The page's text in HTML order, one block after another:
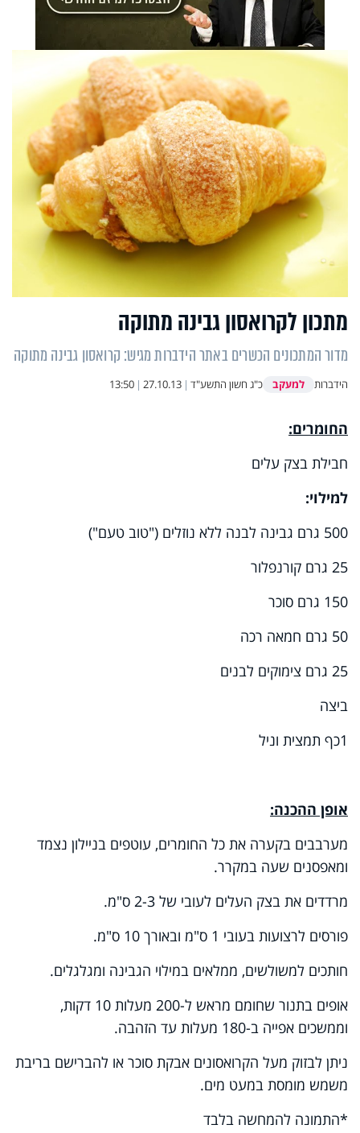
מתכון לקרואסון גבינה מתוקה
מדור המתכונים הכשרים באתר הידברות מגיש: קרואסון גבינה מתוקה
הידברות למעקב כ"ג חשון התשע"ד |
27.10.13
|
13:50
החומרים:
חבילת בצק עלים
למילוי:
500 גרם גבינה לבנה ללא נוזלים ("טוב טעם")
25 גרם קורנפלור
150 גרם סוכר
50 גרם חמאה רכה
25 גרם צימוקים לבנים
ביצה
1כף תמצית וניל
אופן ההכנה:
מערבבים בקערה את כל החומרים, עוטפים בניילון נצמד
ומאפסנים שעה במקרר.
מרדדים את בצק העלים לעובי של 2-3 ס"מ.
פורסים לרצועות בעובי 1 ס"מ ובאורך 10 ס"מ.
חותכים למשולשים, ממלאים במילוי הגבינה ומגלגלים.
אופים בתנור שחומם מראש ל-200 מעלות 10 דקות,
וממשכים אפייה ב-180 מעלות עד הזהבה.
ניתן לבזוק מעל הקרואסונים אבקת סוכר או להברישם בריבת
משמש מומסת במעט מים.
התמונה להמחשה בלבד*